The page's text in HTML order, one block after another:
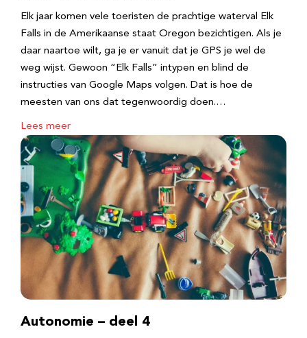
Elk jaar komen vele toeristen de prachtige waterval Elk
Falls in de Amerikaanse staat Oregon bezichtigen. Als je
daar naartoe wilt, ga je er vanuit dat je GPS je wel de
weg wijst. Gewoon “Elk Falls” intypen en blind de
instructies van Google Maps volgen. Dat is hoe de
meesten van ons dat tegenwoordig doen.…
Lees meer
Autonomie – deel 4